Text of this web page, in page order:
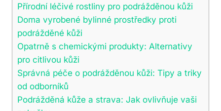
Přírodní léčivé rostliny pro podrážděnou kůži
Doma vyrobené bylinné prostředky proti
podrážděné kůži
Opatrně s chemickými produkty: Alternativy
pro citlivou kůži
Správná péče o podrážděnou kůži: Tipy a triky
od odborníků
Podrážděná kůže a strava: Jak ovlivňuje vaši